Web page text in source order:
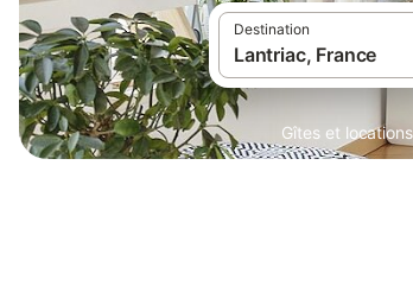
Destination
Gîtes et